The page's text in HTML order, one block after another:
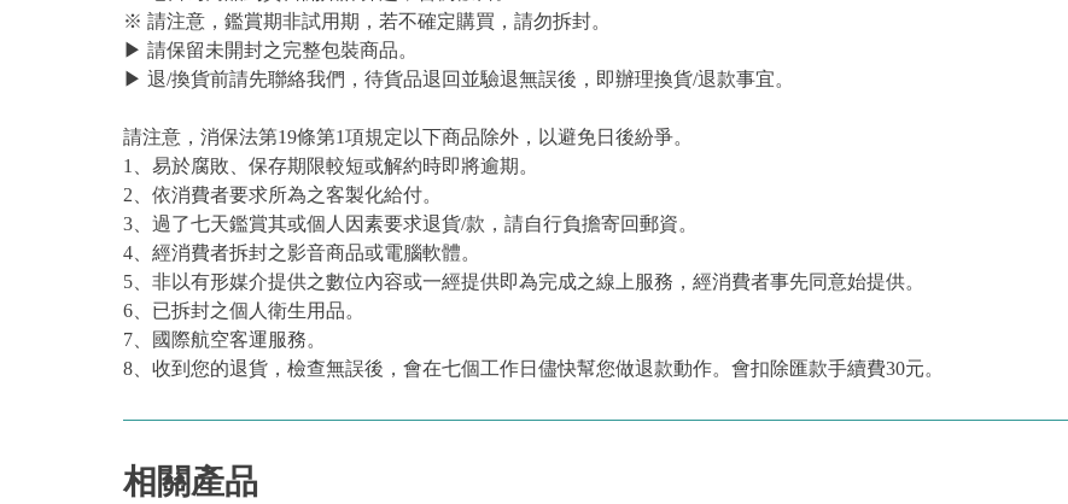
※ 請注意，鑑賞期非試用期，若不確定購買，請勿拆封。
▶ 請保留未開封之完整包裝商品。
▶ 退/換貨前請先聯絡我們，待貨品退回並驗退無誤後，即辦理換貨/退款事宜。
請注意，消保法第19條第1項規定以下商品除外，以避免日後紛爭。
1、易於腐敗、保存期限較短或解約時即將逾期。
2、依消費者要求所為之客製化給付。
3、過了七天鑑賞其或個人因素要求退貨/款，請自行負擔寄回郵資。
4、經消費者拆封之影音商品或電腦軟體。
5、非以有形媒介提供之數位內容或一經提供即為完成之線上服務，經消費者事先同意始提供。
6、已拆封之個人衛生用品。
7、國際航空客運服務。
8、收到您的退貨，檢查無誤後，會在七個工作日儘快幫您做退款動作。會扣除匯款手續費30元。
相關產品